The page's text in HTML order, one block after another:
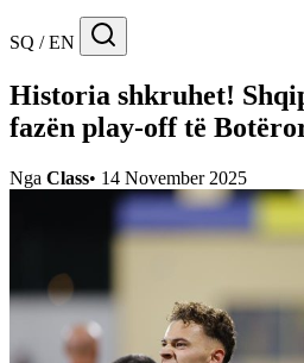
SQ / EN
Historia shkruhet!
fazën play-off të
Nga Class• 14 November 2025